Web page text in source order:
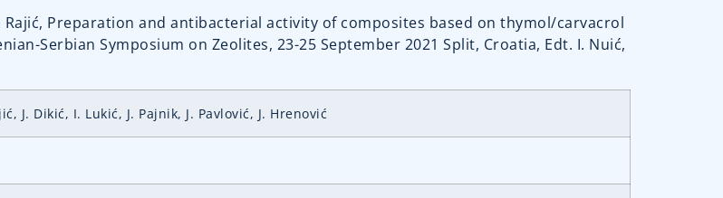
Rajić, Preparation and antibacterial activity of composites based on thymol/carvacrol
Serbian Symposium on Zeolites, 23-25 September 2021 Split, Croatia, Edt. I. Nuić,
J. Dikić, I. Lukić, J. Pajnik, J. Pavlović, J. Hrenović